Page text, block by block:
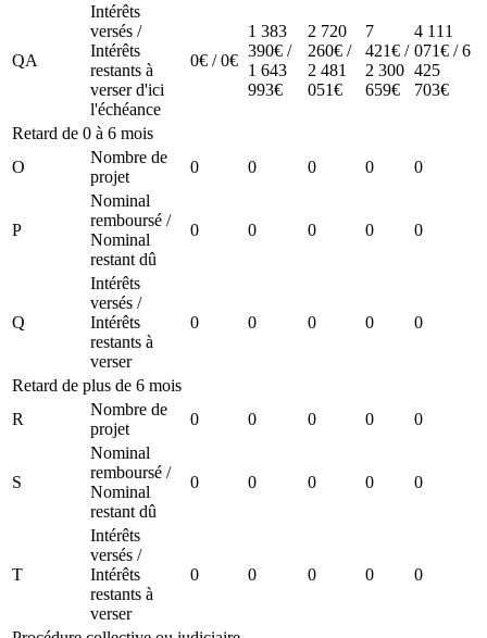
QA
Intérêts
versés /
Intérêts
restants à
verser d'ici
l'échéance
0€ / 0€
1 383
390€ /
1 643
993€
2 720
260€ /
2 481
051€
7
421€ /
2 300
659€
4 111
071€ / 6
425
703€
Retard de 0 à 6 mois
O
Nombre de
projet
0 0 0 0 0
P
Nominal
remboursé /
Nominal
restant dû
0 0 0 0 0
Q
Intérêts
versés /
Intérêts
restants à
verser
0 0 0 0 0
Retard de plus de 6 mois
R
Nombre de
projet
0 0 0 0 0
S
Nominal
remboursé /
Nominal
restant dû
0 0 0 0 0
T
Intérêts
versés /
Intérêts
restants à
verser
0 0 0 0 0